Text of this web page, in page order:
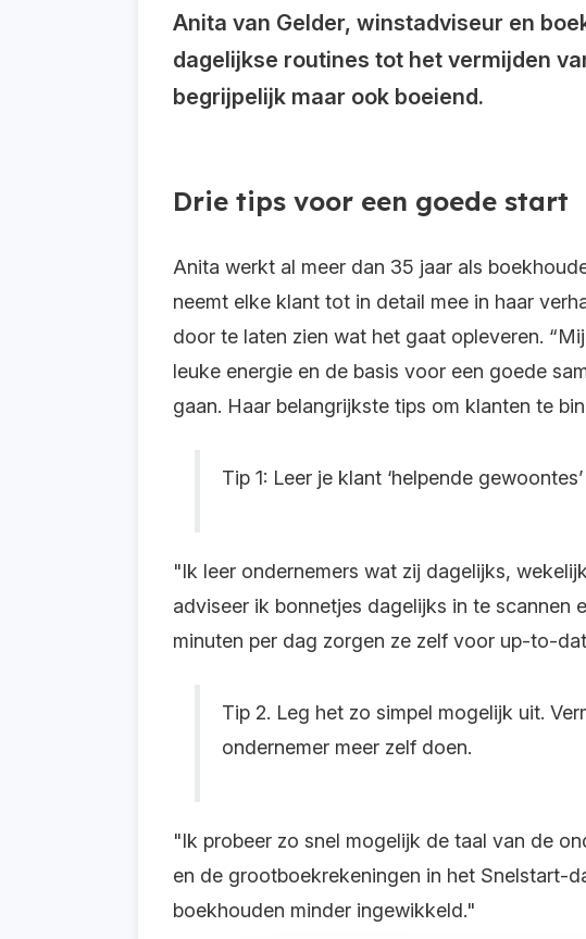
Anita van Gelder, winstadviseur en
dagelijkse routines tot het vermijden
begrijpelijk maar ook boeiend.
Drie tips voor een goede start
Anita werkt al meer dan 35 jaar als
neemt elke klant tot in detail mee in haar
door te laten zien wat het gaat opleveren.
leuke energie en de basis voor een goede
gaan. Haar belangrijkste tips om klanten te
Tip 1: Leer je klant ‘helpende
"Ik leer ondernemers wat zij dagelijks,
adviseer ik bonnetjes dagelijks in te scannen
minuten per dag zorgen ze zelf voor up-to-
Tip 2. Leg het zo simpel mogelijk uit.
ondernemer meer zelf doen.
"Ik probeer zo snel mogelijk de taal van de
en de grootboekrekeningen in het Snelstart-
boekhouden minder ingewikkeld."